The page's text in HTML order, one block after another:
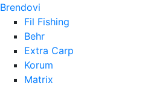
Brendovi
Fil Fishing
Behr
Extra Carp
Korum
Matrix